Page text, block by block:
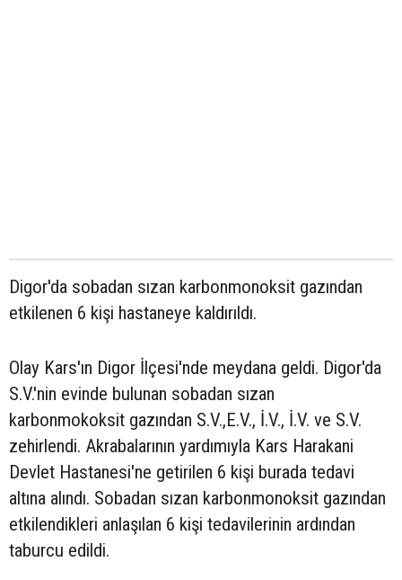
Digor'da sobadan sızan karbonmonoksit gazından
etkilenen 6 kişi hastaneye kaldırıldı.
Olay Kars'ın Digor İlçesi'nde meydana geldi. Digor'da
S.V.'nin evinde bulunan sobadan sızan
karbonmokoksit gazından S.V.,E.V., İ.V., İ.V. ve S.V.
zehirlendi. Akrabalarının yardımıyla Kars Harakani
Devlet Hastanesi'ne getirilen 6 kişi burada tedavi
altına alındı. Sobadan sızan karbonmonoksit gazından
etkilendikleri anlaşılan 6 kişi tedavilerinin ardından
taburcu edildi.